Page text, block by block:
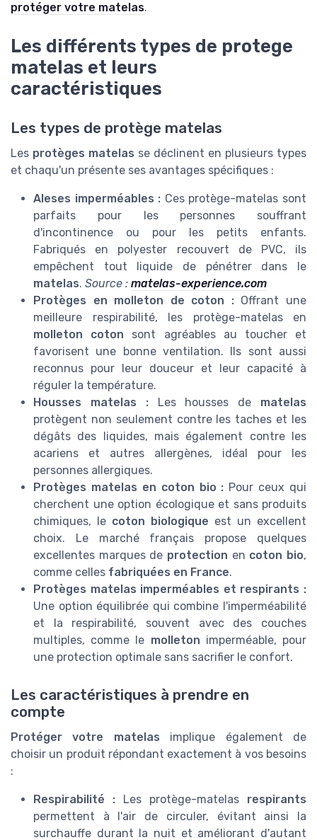
protéger votre matelas.
Les différents types de protege
matelas et leurs
caractéristiques
Les types de protège matelas
Les protèges matelas se déclinent en plusieurs types
et chaqu'un présente ses avantages spécifiques :
Aleses imperméables : Ces protège-matelas sont
parfaits pour les personnes souffrant
d'incontinence ou pour les petits enfants.
Fabriqués en polyester recouvert de PVC, ils
empêchent tout liquide de pénétrer dans le
matelas. Source : matelas-experience.com
Protèges en molleton de coton :Offrant une
meilleure respirabilité, les protège-matelas en
molleton coton sont agréables au toucher et
favorisent une bonne ventilation. Ils sont aussi
reconnus pour leur douceur et leur capacité à
réguler la température.
Housses matelas :Les housses de matelas
protègent non seulement contre les taches et les
dégâts des liquides, mais également contre les
acariens et autres allergènes, idéal pour les
personnes allergiques.
Protèges matelas en coton bio : Pour ceux qui
cherchent une option écologique et sans produits
chimiques, le coton biologique est un excellent
choix. Le marché français propose quelques
excellentes marques de protection en coton bio,
comme celles fabriquées en France.
Protèges matelas imperméables et respirants :
Une option équilibrée qui combine l'imperméabilité
et la respirabilité, souvent avec des couches
multiples, comme le molleton imperméable, pour
une protection optimale sans sacrifier le confort.
Les caractéristiques à prendre en
compte
Protéger votre matelas implique également de
choisir un produit répondant exactement à vos besoins
:
Respirabilité : Les protège-matelas respirants
permettent à l'air de circuler, évitant ainsi la
surchauffe durant la nuit et améliorant d'autant